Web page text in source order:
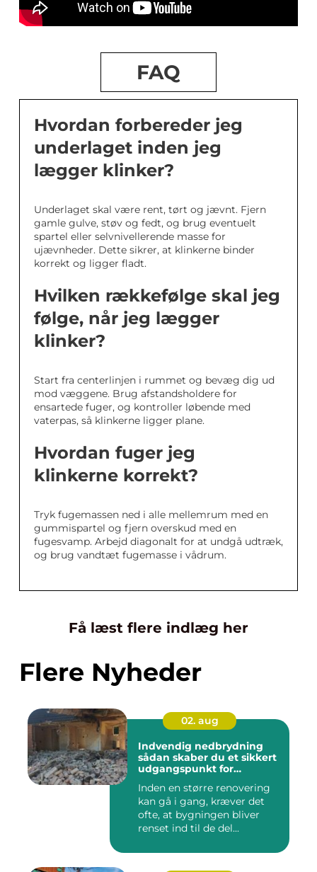
FAQ
Hvordan forbereder jeg
underlaget inden jeg
lægger klinker?
Underlaget skal være rent, tørt og jævnt. Fjern
gamle gulve, støv og fedt, og brug eventuelt
spartel eller selvnivellerende masse for
ujævnheder. Dette sikrer, at klinkerne binder
korrekt og ligger fladt.
Hvilken rækkefølge skal jeg
følge, når jeg lægger
klinker?
Start fra centerlinjen i rummet og bevæg dig ud
mod væggene. Brug afstandsholdere for
ensartede fuger, og kontroller løbende med
vaterpas, så klinkerne ligger plane.
Hvordan fuger jeg
klinkerne korrekt?
Tryk fugemassen ned i alle mellemrum med en
gummispartel og fjern overskud med en
fugesvamp. Arbejd diagonalt for at undgå udtræk,
og brug vandtæt fugemasse i vådrum.
Få læst flere indlæg her
Flere Nyheder
02. aug
Indvendig nedbrydning
sådan skaber du et sikkert
udgangspunkt for
Inden en større renovering
kan gå i gang, kræver det
ofte, at bygningen bliver
renset ind til de del...